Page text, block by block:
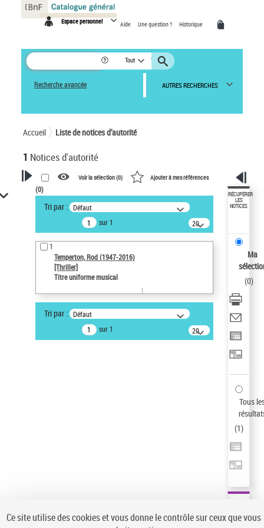
Espace personnel Aide Une question ? Historique
Tout
Recherche avancée AUTRES RECHERCHES
Accueil Liste de notices d’autorité
1 Notices d'autorité
VOTRE RECHERCHE
Recherche avancée dans les
notices d’autorité
Œuvres liées à l'auteur :
Temperton, Rod (1947-2016)
Type de notice d'autorité
Voir la sélection (0) Ajouter à mes références
(0)
Tri par : Défaut
sur 1
20
résultats/page
1
Temperton, Rod (1947-2016)
[Thriller]
Titre uniforme musical
Tri par : Défaut
sur 1
20
résultats/page
RÉCUPÉRER
LES
NOTICES
Ma
(0)
Tous
(1)
Panneau de gestion des cookies
Ce site utilise des cookies et vous donne le contrôle sur ceux que vous